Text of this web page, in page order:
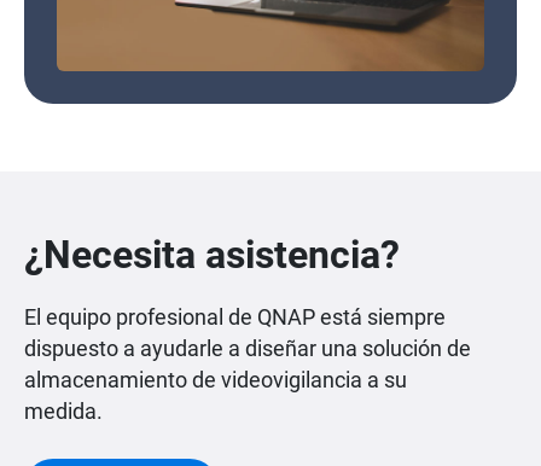
¿Necesita asistencia?
El equipo profesional de QNAP está siempre
dispuesto a ayudarle a diseñar una solución de
almacenamiento de videovigilancia a su
medida.